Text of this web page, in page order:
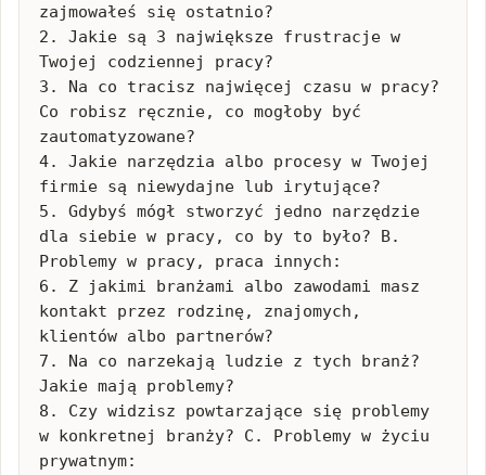
zajmowałeś się ostatnio?
2. Jakie są 3 największe frustracje w
Twojej codziennej pracy?
3. Na co tracisz najwięcej czasu w pracy?
Co robisz ręcznie, co mogłoby być
zautomatyzowane?
4. Jakie narzędzia albo procesy w Twojej
firmie są niewydajne lub irytujące?
5. Gdybyś mógł stworzyć jedno narzędzie
dla siebie w pracy, co by to było? B.
Problemy w pracy, praca innych:
6. Z jakimi branżami albo zawodami masz
kontakt przez rodzinę, znajomych,
klientów albo partnerów?
7. Na co narzekają ludzie z tych branż?
Jakie mają problemy?
8. Czy widzisz powtarzające się problemy
w konkretnej branży? C. Problemy w życiu
prywatnym: